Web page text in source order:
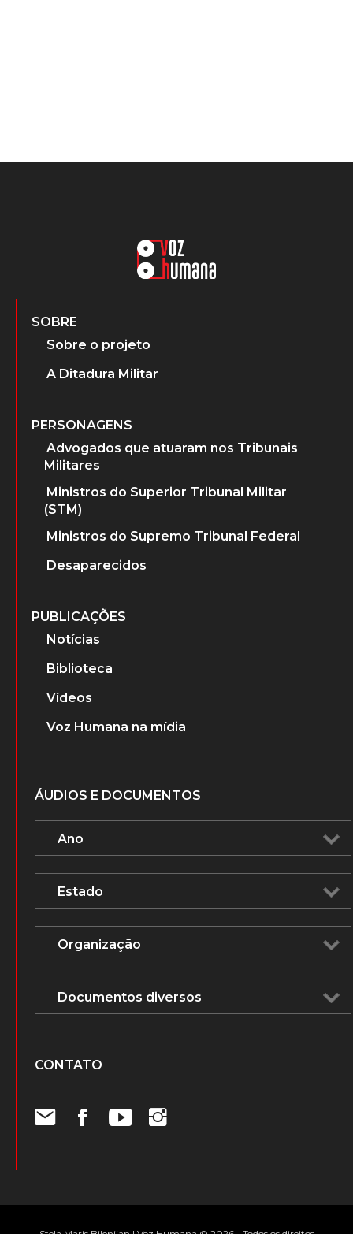
SOBRE
Sobre o projeto
A Ditadura Militar
PERSONAGENS
Advogados que atuaram nos Tribunais
Militares
Ministros do Superior Tribunal Militar
(STM)
Ministros do Supremo Tribunal Federal
Desaparecidos
PUBLICAÇÕES
Notícias
Biblioteca
Vídeos
Voz Humana na mídia
ÁUDIOS E DOCUMENTOS
CONTATO